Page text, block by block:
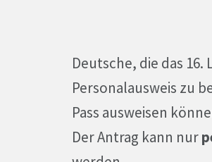
Deutsche, die das
Personalausweis zu
Pass ausweisen
Der Antrag kann nur